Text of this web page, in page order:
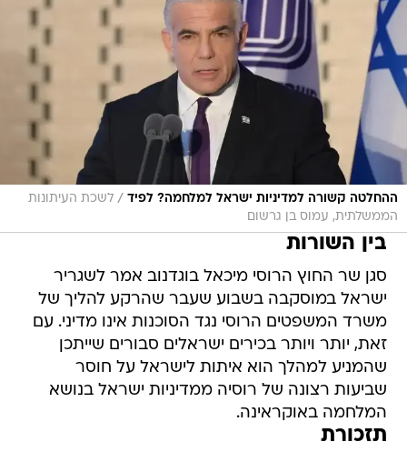
ההחלטה קשורה למדיניות ישראל למלחמה? לפיד / לשכת העיתונות
הממשלתית, עמוס בן גרשום
בין השורות
סגן שר החוץ הרוסי מיכאל בוגדנוב אמר לשגריר
ישראל במוסקבה בשבוע שעבר שהרקע להליך של
משרד המשפטים הרוסי נגד הסוכנות אינו מדיני. עם
זאת, יותר ויותר בכירים ישראלים סבורים שייתכן
שהמניע למהלך הוא איתות לישראל על חוסר
שביעות רצונה של רוסיה ממדיניות ישראל בנושא
המלחמה באוקראינה.
תזכורת